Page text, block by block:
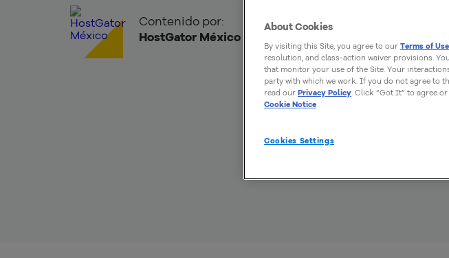
Contenido por:
HostGator México
About Cookies
By visiting this Site, you agree to our Terms of Use
resolution, and class-action waiver provisions.
that monitor your use of the Site. Your
party with which we work. If you do not agree to
read our Privacy Policy. Click “Got It” to agree
Cookie Notice
Cookies Settings